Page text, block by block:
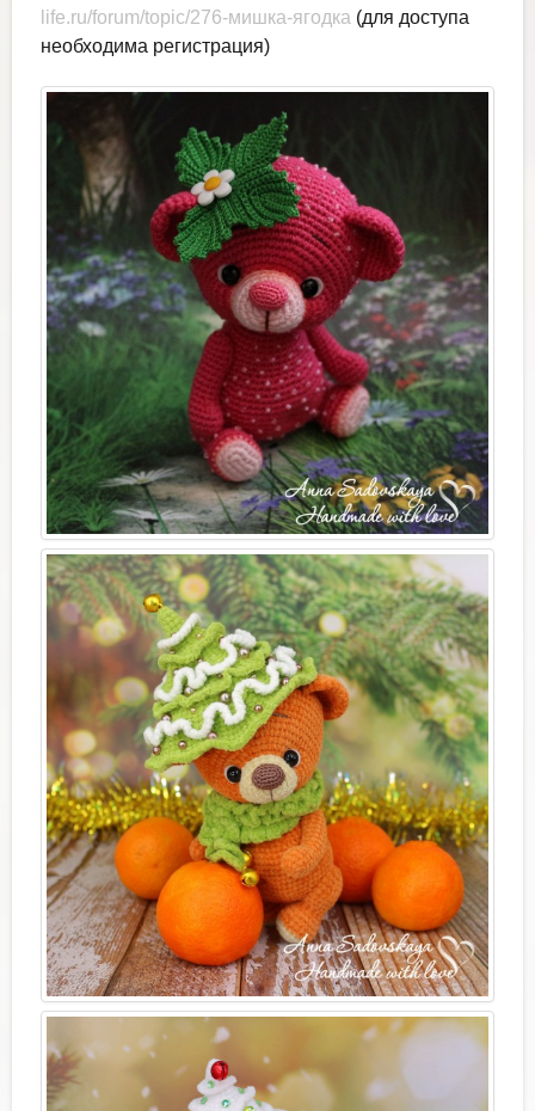
life.ru/forum/topic/276-мишка-ягодка (для доступа
необходима регистрация)